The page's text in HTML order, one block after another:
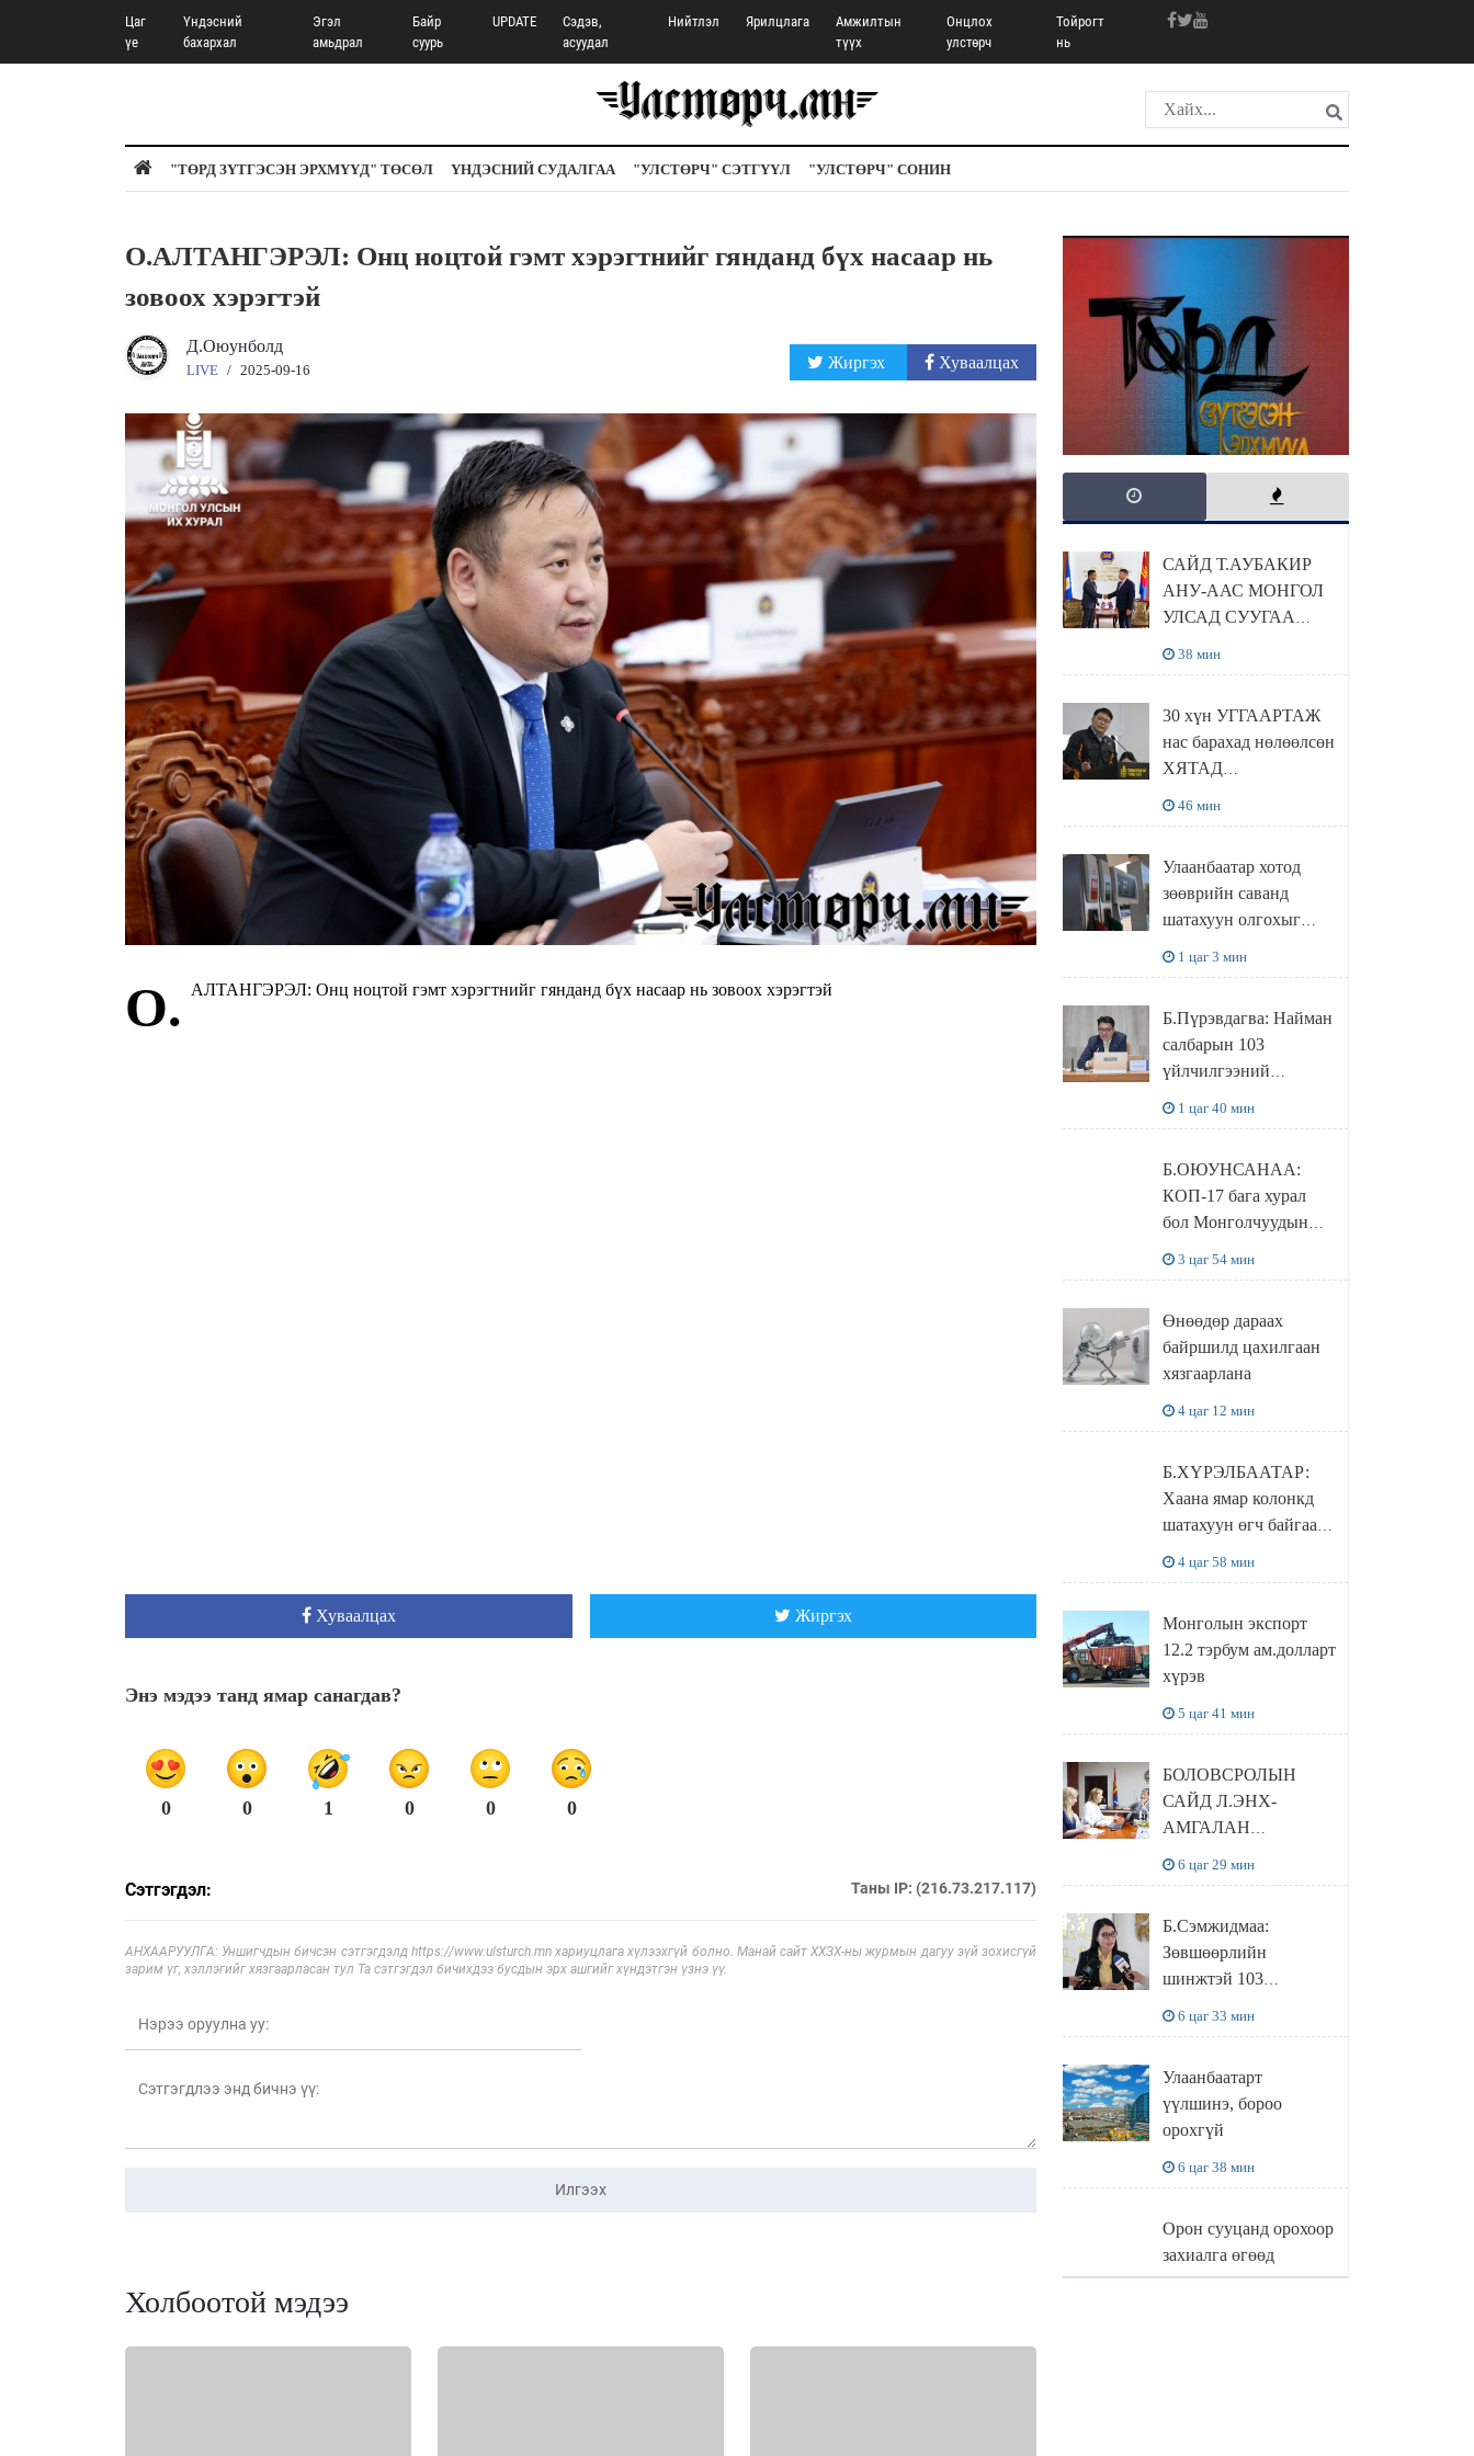
Цаг
үе
Үндэсний
бахархал
Эгэл
амьдрал
Байр
суурь
UPDATE
Сэдэв,
асуудал
Нийтлэл Ярилцлага
Амжилтын
түүх
Онцлох
улстөрч
Тойрогт
нь
"ТӨРД ЗҮТГЭСЭН ЭРХМҮҮД" ТӨСӨЛ ҮНДЭСНИЙ СУДАЛГАА "УЛСТӨРЧ" СЭТГҮҮЛ "УЛСТӨРЧ" СОНИН
О.АЛТАНГЭРЭЛ: Онц ноцтой гэмт хэрэгтнийг гянданд бүх насаар нь
зовоох хэрэгтэй
Д.Оюунболд
LIVE / 2025-09-16 Жиргэх Хуваалцах
О. АЛТАНГЭРЭЛ: Онц ноцтой гэмт хэрэгтнийг гянданд бүх насаар нь зовоох хэрэгтэй
Хуваалцах Жиргэх
Энэ мэдээ танд ямар санагдав?
0 0 1 0 0 0
Сэтгэгдэл: Таны IP: (216.73.217.117)
АНХААРУУЛГА: Уншигчдын бичсэн сэтгэгдэлд https://www.ulsturch.mn хариуцлага хүлээхгүй болно. Манай сайт ХХЗХ-ны журмын дагуу зүй зохисгүй
зарим үг, хэллэгийг хязгаарласан тул Та сэтгэгдэл бичихдээ бусдын эрх ашгийг хүндэтгэн үзнэ үү.
Илгээх
Холбоотой мэдээ
САЙД Т.АУБАКИР
АНУ-ААС МОНГОЛ
УЛСАД СУУГАА
ХҮЛЭЭН АВЧ
УУЛЗЛАА
38 мин
30 хүн УГГААРТАЖ
нас барахад нөлөөлсөн
ХЯТАД
худалдаж авахаар
болжээ
46 мин
Улаанбаатар хотод
зөөврийн саванд
шатахуун олгохыг
1 цаг 3 мин
Б.Пүрэвдагва: Найман
салбарын 103
үйлчилгээний
нөхцөл бүрдэнэ
1 цаг 40 мин
Б.ОЮУНСАНАА:
КОП-17 бага хурал
бол Монголчуудын
ДЭЛХИЙД
СУРТАЛЧИЛАХ гол
бодлого
3 цаг 54 мин
Өнөөдөр дараах
байршилд цахилгаан
хязгаарлана
4 цаг 12 мин
Б.ХҮРЭЛБААТАР:
Хаана ямар колонкд
шатахуун өгч байгаа,
боломжтой
4 цаг 58 мин
Монголын экспорт
12.2 тэрбум ам.долларт
хүрэв
5 цаг 41 мин
БОЛОВСРОЛЫН
САЙД Л.ЭНХ-
АМГАЛАН
УУЛЗЛАА
6 цаг 29 мин
Б.Сэмжидмаа:
Зөвшөөрлийн
шинжтэй 103
чөлөөллөө
6 цаг 33 мин
Улаанбаатарт
үүлшинэ, бороо
орохгүй
6 цаг 38 мин
Орон сууцанд орохоор
захиалга өгөөд
хохирсон хохирогчид